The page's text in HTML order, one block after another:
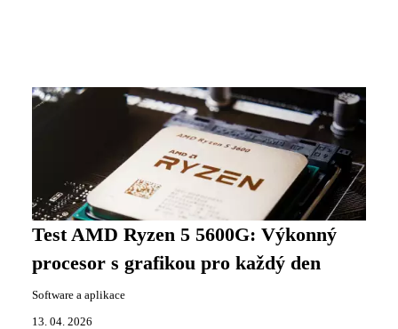
Test AMD Ryzen 5 5600G: Výkonný
procesor s grafikou pro každý den
Software a aplikace
13. 04. 2026